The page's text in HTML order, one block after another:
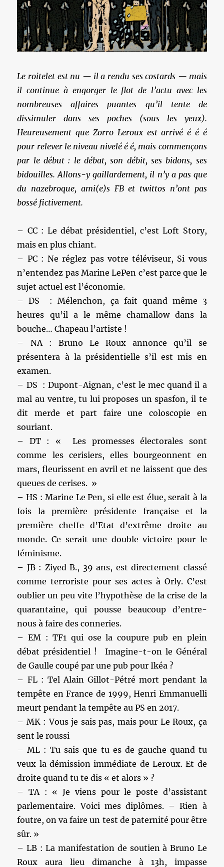
Le roitelet est nu — il a rendu ses costards — mais
il continue à engorger le flot de l’actu avec les
nombreuses affaires puantes qu’il tente de
dissimuler dans ses poches (sous les yeux).
Heureusement que Zorro Leroux est arrivé é é é
pour relever le niveau nivelé é é, mais commençons
par le début : le débat, son débit, ses bidons, ses
bidouilles. Allons-y gaillardement, il n’y a pas que
du nazebroque, ami(e)s FB et twittos n’ont pas
bossé fictivement.
– CC : Le débat présidentiel, c’est Loft Story,
mais en plus chiant.
– PC : Ne réglez pas votre téléviseur, Si vous
n’entendez pas Marine LePen c’est parce que le
sujet actuel est l’économie.
– DS : Mélenchon, ça fait quand même 3
heures qu’il a le même chamallow dans la
bouche… Chapeau l’artiste !
– NA : Bruno Le Roux annonce qu’il se
présentera à la présidentielle s’il est mis en
examen.
– DS : Dupont-Aignan, c’est le mec quand il a
mal au ventre, tu lui proposes un spasfon, il te
dit merde et part faire une coloscopie en
souriant.
– DT : « Les promesses électorales sont
comme les cerisiers, elles bourgeonnent en
mars, fleurissent en avril et ne laissent que des
queues de cerises. »
– HS : Marine Le Pen, si elle est élue, serait à la
fois la première présidente française et la
première cheffe d’Etat d’extrême droite au
monde. Ce serait une double victoire pour le
féminisme.
– JB : Ziyed B., 39 ans, est directement classé
comme terroriste pour ses actes à Orly. C’est
oublier un peu vite l’hypothèse de la crise de la
quarantaine, qui pousse beaucoup d’entre-
nous à faire des conneries.
– EM : TF1 qui ose la coupure pub en plein
débat présidentiel ! Imagine-t-on le Général
de Gaulle coupé par une pub pour Ikéa ?
– FL : Tel Alain Gillot-Pétré mort pendant la
tempête en France de 1999, Henri Emmanuelli
meurt pendant la tempête au PS en 2017.
– MK : Vous je sais pas, mais pour Le Roux, ça
sent le roussi
– ML : Tu sais que tu es de gauche quand tu
veux la démission immédiate de Leroux. Et de
droite quand tu te dis « et alors » ?
– TA : « Je viens pour le poste d’assistant
parlementaire. Voici mes diplômes. – Rien à
foutre, on va faire un test de paternité pour être
sûr. »
– LB : La manifestation de soutien à Bruno Le
Roux aura lieu dimanche à 13h, impasse